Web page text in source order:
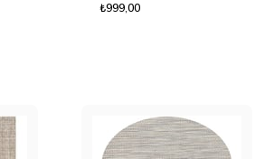
₺999,00